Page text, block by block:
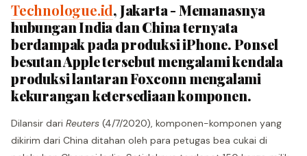
Technologue.id, Jakarta - Memanasnya
hubungan India dan China ternyata
berdampak pada produksi iPhone. Ponsel
besutan Apple tersebut mengalami kendala
produksi lantaran Foxconn mengalami
kekurangan ketersediaan komponen.
Dilansir dari Reuters (4/7/2020), komponen-komponen yang
dikirim dari China ditahan oleh para petugas bea cukai di